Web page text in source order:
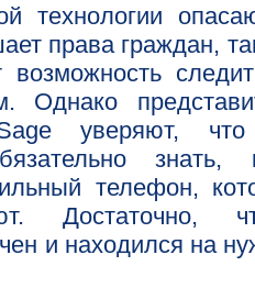
технологии
права граждан,
возможность
Однако
уверяют,
знать,
телефон,
Достаточно,
и находился на